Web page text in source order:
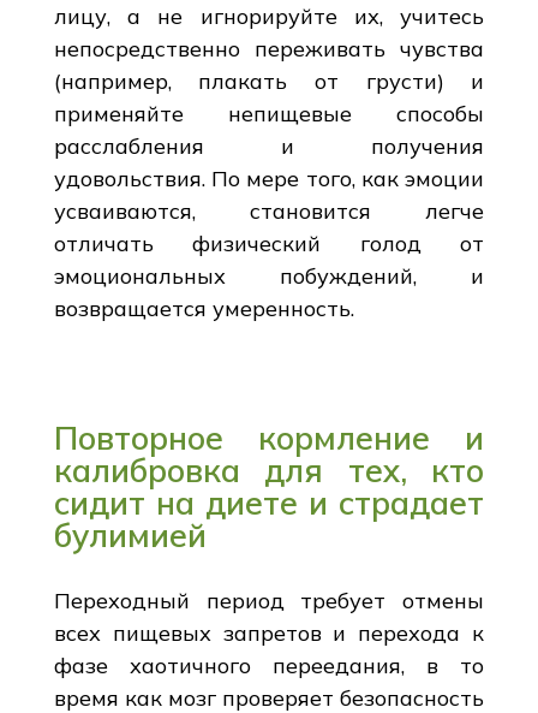
лицу, а не игнорируйте их, учитесь
непосредственно переживать чувства
(например, плакать от грусти) и
применяйте непищевые способы
расслабления и получения
удовольствия. По мере того, как эмоции
усваиваются, становится легче
отличать физический голод от
эмоциональных побуждений, и
возвращается умеренность.
Повторное кормление и
калибровка для тех, кто
сидит на диете и страдает
булимией
Переходный период требует отмены
всех пищевых запретов и перехода к
фазе хаотичного переедания, в то
время как мозг проверяет безопасность